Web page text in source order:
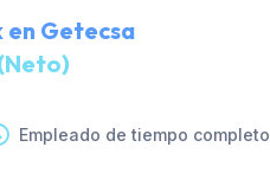
Getecsa
Empleado de tiempo completo